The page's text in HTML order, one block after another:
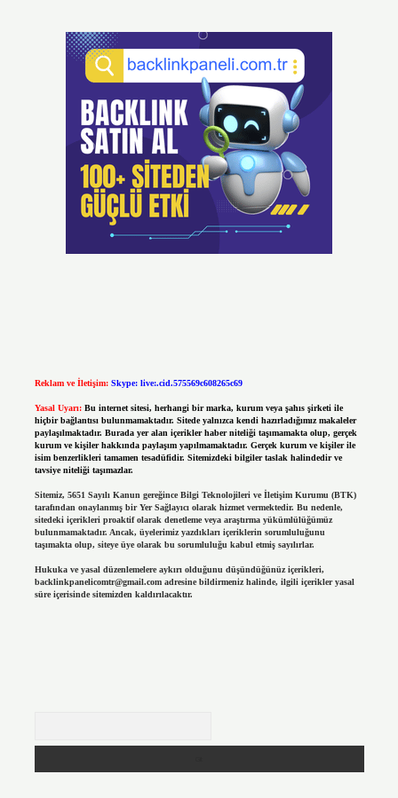
Reklam ve İletişim: Skype: live:.cid.575569c608265c69
Yasal Uyarı: Bu internet sitesi, herhangi bir marka, kurum veya şahıs şirketi ile
hiçbir bağlantısı bulunmamaktadır. Sitede yalnızca kendi hazırladığımız makaleler
paylaşılmaktadır. Burada yer alan içerikler haber niteliği taşımamakta olup, gerçek
kurum ve kişiler hakkında paylaşım yapılmamaktadır. Gerçek kurum ve kişiler ile
isim benzerlikleri tamamen tesadüfidir. Sitemizdeki bilgiler taslak halindedir ve
tavsiye niteliği taşımazlar.
Sitemiz, 5651 Sayılı Kanun gereğince Bilgi Teknolojileri ve İletişim Kurumu (BTK)
tarafından onaylanmış bir Yer Sağlayıcı olarak hizmet vermektedir. Bu nedenle,
sitedeki içerikleri proaktif olarak denetleme veya araştırma yükümlülüğümüz
bulunmamaktadır. Ancak, üyelerimiz yazdıkları içeriklerin sorumluluğunu
taşımakta olup, siteye üye olarak bu sorumluluğu kabul etmiş sayılırlar.
Hukuka ve yasal düzenlemelere aykırı olduğunu düşündüğünüz içerikleri,
backlinkpanelicomtr@gmail.comadresine bildirmeniz halinde, ilgili içerikler yasal
süre içerisinde sitemizden kaldırılacaktır.